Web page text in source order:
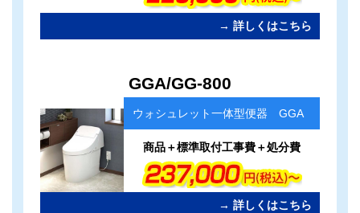
→ 詳しくはこちら
リ
ン
ク
GGA/GG-800
ウォシュレット一体型便器 GGA
商品＋標準取付工事費＋処分費
→ 詳しくはこちら